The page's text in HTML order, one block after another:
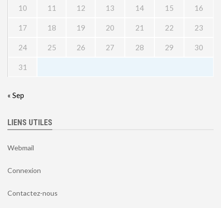
10 11 12 13 14 15 16
17 18 19 20 21 22 23
24 25 26 27 28 29 30
31
« Sep
LIENS UTILES
Webmail
Connexion
Contactez-nous